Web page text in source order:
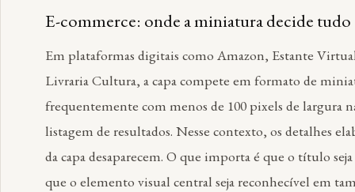
E-commerce: onde a miniatura decide tudo
Em plataformas digitais como Amazon, Estante
Livraria Cultura, a capa compete em formato de
frequentemente com menos de 100 pixels de largura
listagem de resultados. Nesse contexto, os detalhes
da capa desaparecem. O que importa é que o título
que o elemento visual central seja reconhecível em